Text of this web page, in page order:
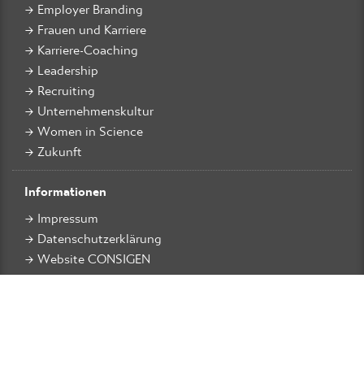
Frauen und Karriere
Karriere-Coaching
Leadership
Recruiting
Unternehmenskultur
Women in Science
Zukunft
Informationen
Impressum
Datenschutzerklärung
Website CONSIGEN